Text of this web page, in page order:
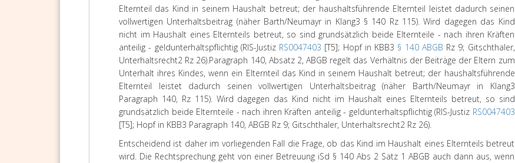
Elternteil das Kind in seinem Haushalt betreut; der haushaltsführende Elternteil leistet dadurch seinen
vollwertigen Unterhaltsbeitrag (näher Barth/Neumayr in Klang3 § 140 Rz 115). Wird dagegen das Kind
nicht im Haushalt eines Elternteils betreut, so sind grundsätzlich beide Elternteile - nach ihren Kräften
anteilig - geldunterhaltspflichtig (RIS-Justiz RS0047403 [T5]; Hopfin KBB3 § 140 ABGB Rz 9; Gitschthaler,
Unterhaltsrecht2 Rz 26).Paragraph 140, Absatz 2, ABGB regelt das Verhältnis der Beiträge der Eltern zum
Unterhalt ihres Kindes, wenn ein Elternteil das Kind in seinem Haushalt betreut; der haushaltsführende
Elternteil leistet dadurch seinen vollwertigen Unterhaltsbeitrag (näher Barth/Neumayr in Klang3
Paragraph 140, Rz 115). Wird dagegen das Kind nicht im Haushalt eines Elternteils betreut, so sind
grundsätzlich beide Elternteile - nach ihren Kräften anteilig - geldunterhaltspflichtig (RIS-Justiz RS0047403
[T5]; Hopf in KBB3 Paragraph 140, ABGB Rz 9; Gitschthaler, Unterhaltsrecht2 Rz 26).
Entscheidend ist daher im vorliegenden Fall die Frage, ob das Kind im Haushalt eines Elternteils betreut
wird. Die Rechtsprechung geht von einer Betreuung iSd § 140 Abs 2 Satz 1 ABGB auch dann aus, wenn